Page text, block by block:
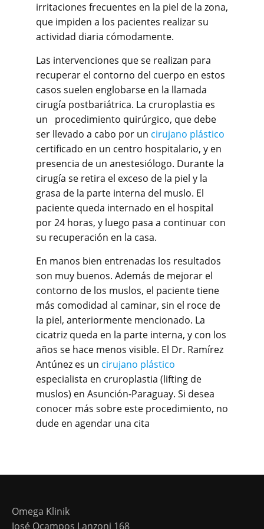
irritaciones frecuentes en la piel de la zona,
que impiden a los pacientes realizar su
actividad diaria cómodamente.
Las intervenciones que se realizan para
recuperar el contorno del cuerpo en estos
casos suelen englobarse en la llamada
cirugía postbariátrica. La cruroplastia es
un procedimiento quirúrgico, que debe
ser llevado a cabo por un cirujano plástico
certificado en un centro hospitalario, y en
presencia de un anestesiólogo. Durante la
cirugía se retira el exceso de la piel y la
grasa de la parte interna del muslo. El
paciente queda internado en el hospital
por 24 horas, y luego pasa a continuar con
su recuperación en la casa.
En manos bien entrenadas los resultados
son muy buenos. Además de mejorar el
contorno de los muslos, el paciente tiene
más comodidad al caminar, sin el roce de
la piel, anteriormente mencionado. La
cicatriz queda en la parte interna, y con los
años se hace menos visible. El Dr. Ramírez
Antúnez es un cirujano plástico
especialista en cruroplastia (lifting de
muslos) en Asunción-Paraguay. Si desea
conocer más sobre este procedimiento, no
dude en agendar una cita
Omega Klinik
José Ocampos Lanzoni 168